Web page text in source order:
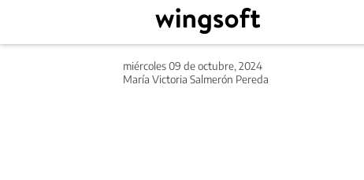
miércoles 09 de octubre, 2024
María Victoria Salmerón Pereda